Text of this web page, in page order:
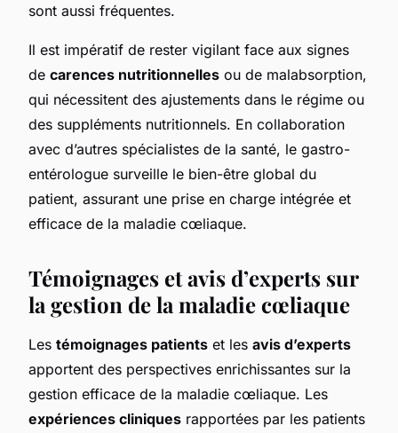
sont aussi fréquentes.
Il est impératif de rester vigilant face aux signes
de carences nutritionnelles ou de malabsorption,
qui nécessitent des ajustements dans le régime ou
des suppléments nutritionnels. En collaboration
avec d’autres spécialistes de la santé, le gastro-
entérologue surveille le bien-être global du
patient, assurant une prise en charge intégrée et
efficace de la maladie cœliaque.
Témoignages et avis d’experts sur
la gestion de la maladie cœliaque
Les témoignages patients et les avis d’experts
apportent des perspectives enrichissantes sur la
gestion efficace de la maladie cœliaque. Les
expériences cliniques rapportées par les patients